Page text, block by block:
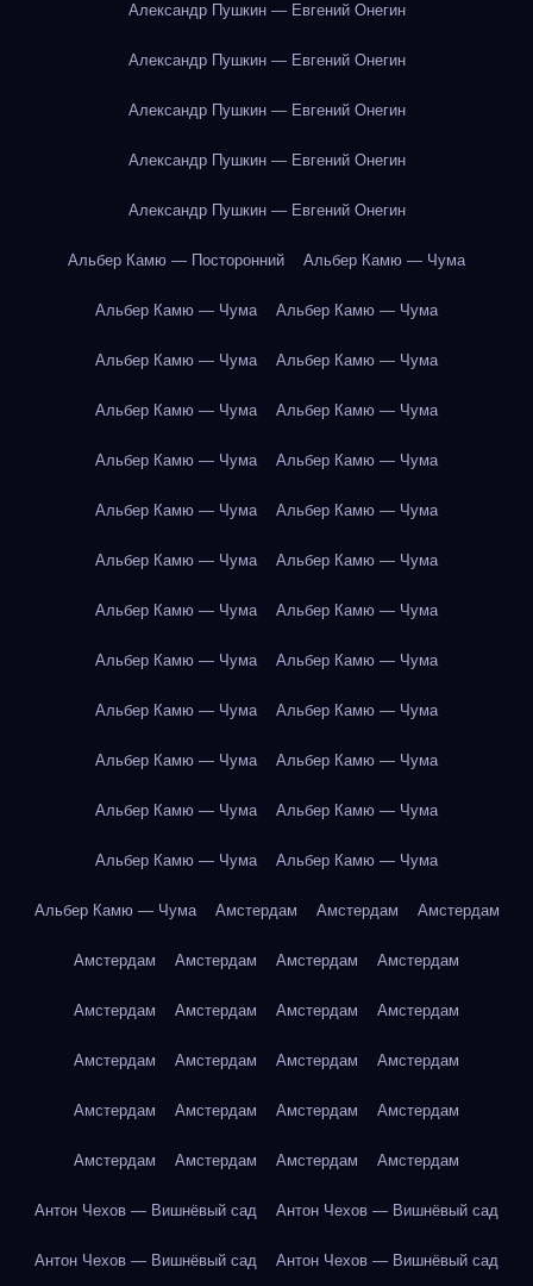
Александр Пушкин — Евгений Онегин
Александр Пушкин — Евгений Онегин
Александр Пушкин — Евгений Онегин
Александр Пушкин — Евгений Онегин
Александр Пушкин — Евгений Онегин
Альбер Камю — Посторонний Альбер Камю — Чума
Альбер Камю — Чума Альбер Камю — Чума
Альбер Камю — Чума Альбер Камю — Чума
Альбер Камю — Чума Альбер Камю — Чума
Альбер Камю — Чума Альбер Камю — Чума
Альбер Камю — Чума Альбер Камю — Чума
Альбер Камю — Чума Альбер Камю — Чума
Альбер Камю — Чума Альбер Камю — Чума
Альбер Камю — Чума Альбер Камю — Чума
Альбер Камю — Чума Альбер Камю — Чума
Альбер Камю — Чума Альбер Камю — Чума
Альбер Камю — Чума Альбер Камю — Чума
Альбер Камю — Чума Альбер Камю — Чума
Альбер Камю — Чума Амстердам Амстердам Амстердам
Амстердам Амстердам Амстердам Амстердам
Амстердам Амстердам Амстердам Амстердам
Амстердам Амстердам Амстердам Амстердам
Амстердам Амстердам Амстердам Амстердам
Амстердам Амстердам Амстердам Амстердам
Антон Чехов — Вишнёвый сад Антон Чехов — Вишнёвый сад
Антон Чехов — Вишнёвый сад Антон Чехов — Вишнёвый сад